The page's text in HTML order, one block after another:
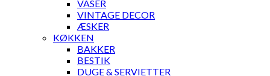
VASER
VINTAGE DECOR
ÆSKER
KØKKEN
BAKKER
BESTIK
DUGE & SERVIETTER